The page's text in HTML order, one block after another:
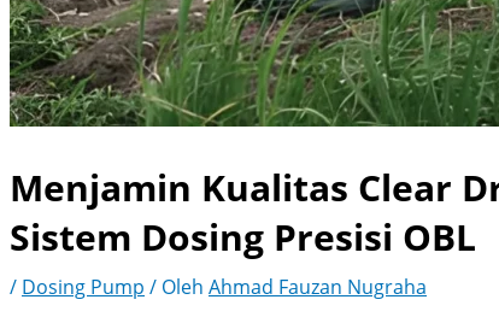
Menjamin Kualitas Clear
Sistem Dosing Presisi OBL
/ Dosing Pump / Oleh Ahmad Fauzan Nugraha